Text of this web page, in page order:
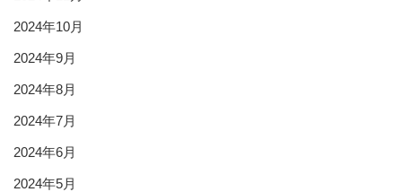
2024年10月
2024年9月
2024年8月
2024年7月
2024年6月
2024年5月